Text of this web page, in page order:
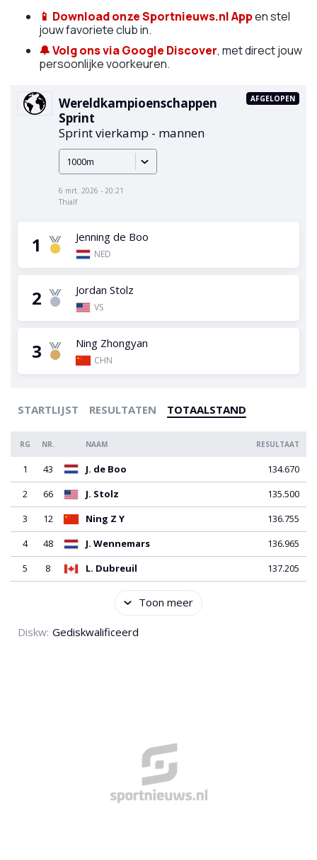
📱 Download onze Sportnieuws.nl Appen stel
jouw favoriete club in.
🔔Volg ons via Google Discover, met direct jouw
persoonlijke voorkeuren.